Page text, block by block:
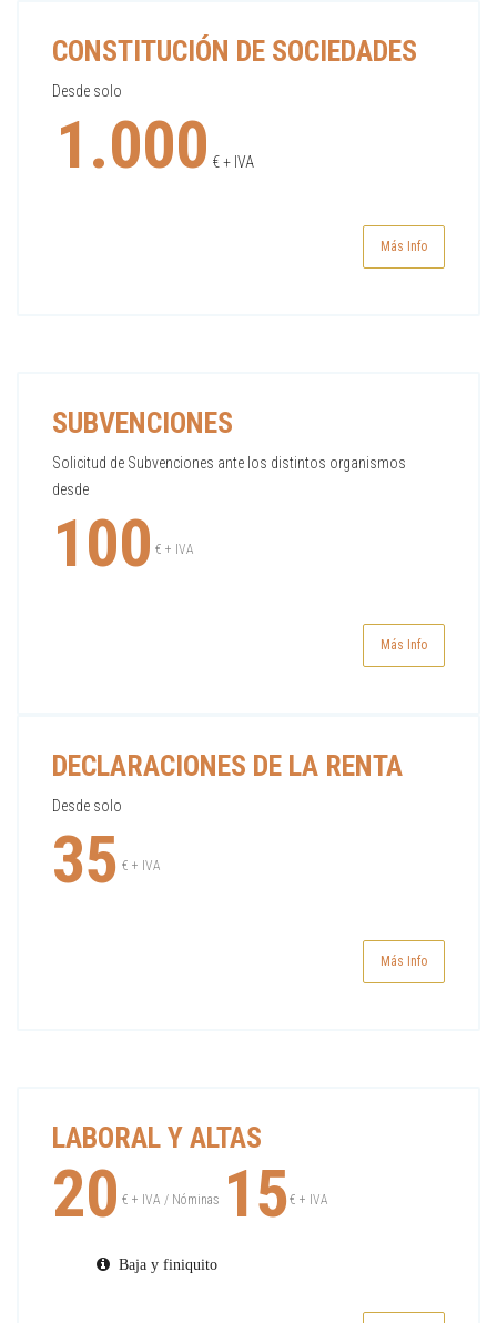
CONSTITUCIÓN DE SOCIEDADES
Desde solo
1.000 € + IVA
Más Info
SUBVENCIONES
Solicitud de Subvenciones ante los distintos organismos
desde
100 € + IVA
Más Info
DECLARACIONES DE LA RENTA
Desde solo
35 € + IVA
Más Info
LABORAL Y ALTAS
20 € + IVA / Nóminas 15€ + IVA
Baja y finiquito